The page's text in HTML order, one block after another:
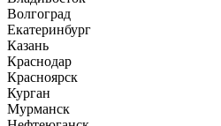
Волгоград
Екатеринбург
Казань
Краснодар
Красноярск
Курган
Мурманск